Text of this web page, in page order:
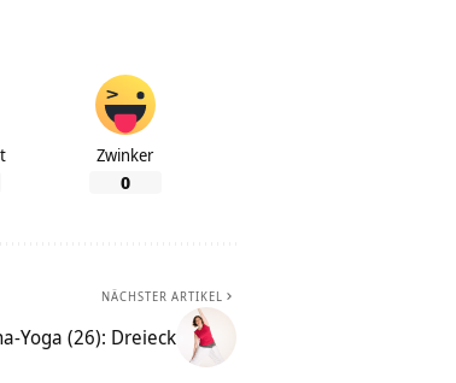
Zwinker
0
NÄCHSTER ARTIKEL
Yoga (26): Dreieck